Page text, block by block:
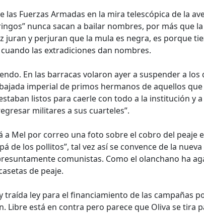
las Fuerzas Armadas en la mira telescópica de la
nunca sacan a bailar nombres, por más que la
juran y perjuran que la mula es negra, es porque
las extradiciones dan nombres.
En las barracas volaron ayer a suspender a los
imperial de primos hermanos de aquellos
listos para caerle con todo a la institución y
militares a sus cuarteles”.
a Mel por correo una foto sobre el cobro del peaje
de los pollitos”, tal vez así se convence de la
comunistas. Como el olanchano ha
de peaje.
traída ley para el financiamiento de las campañas
Libre está en contra pero parece que Oliva se tira